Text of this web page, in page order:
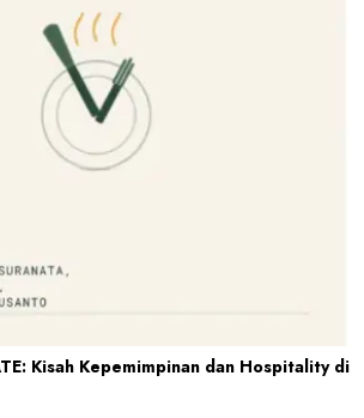
Kisah Kepemimpinan dan Hospitality di